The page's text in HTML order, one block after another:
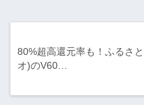
80%超高還元率も！ふるさ
オ)のV60…